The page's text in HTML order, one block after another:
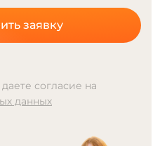
заявку
согласие на
данных